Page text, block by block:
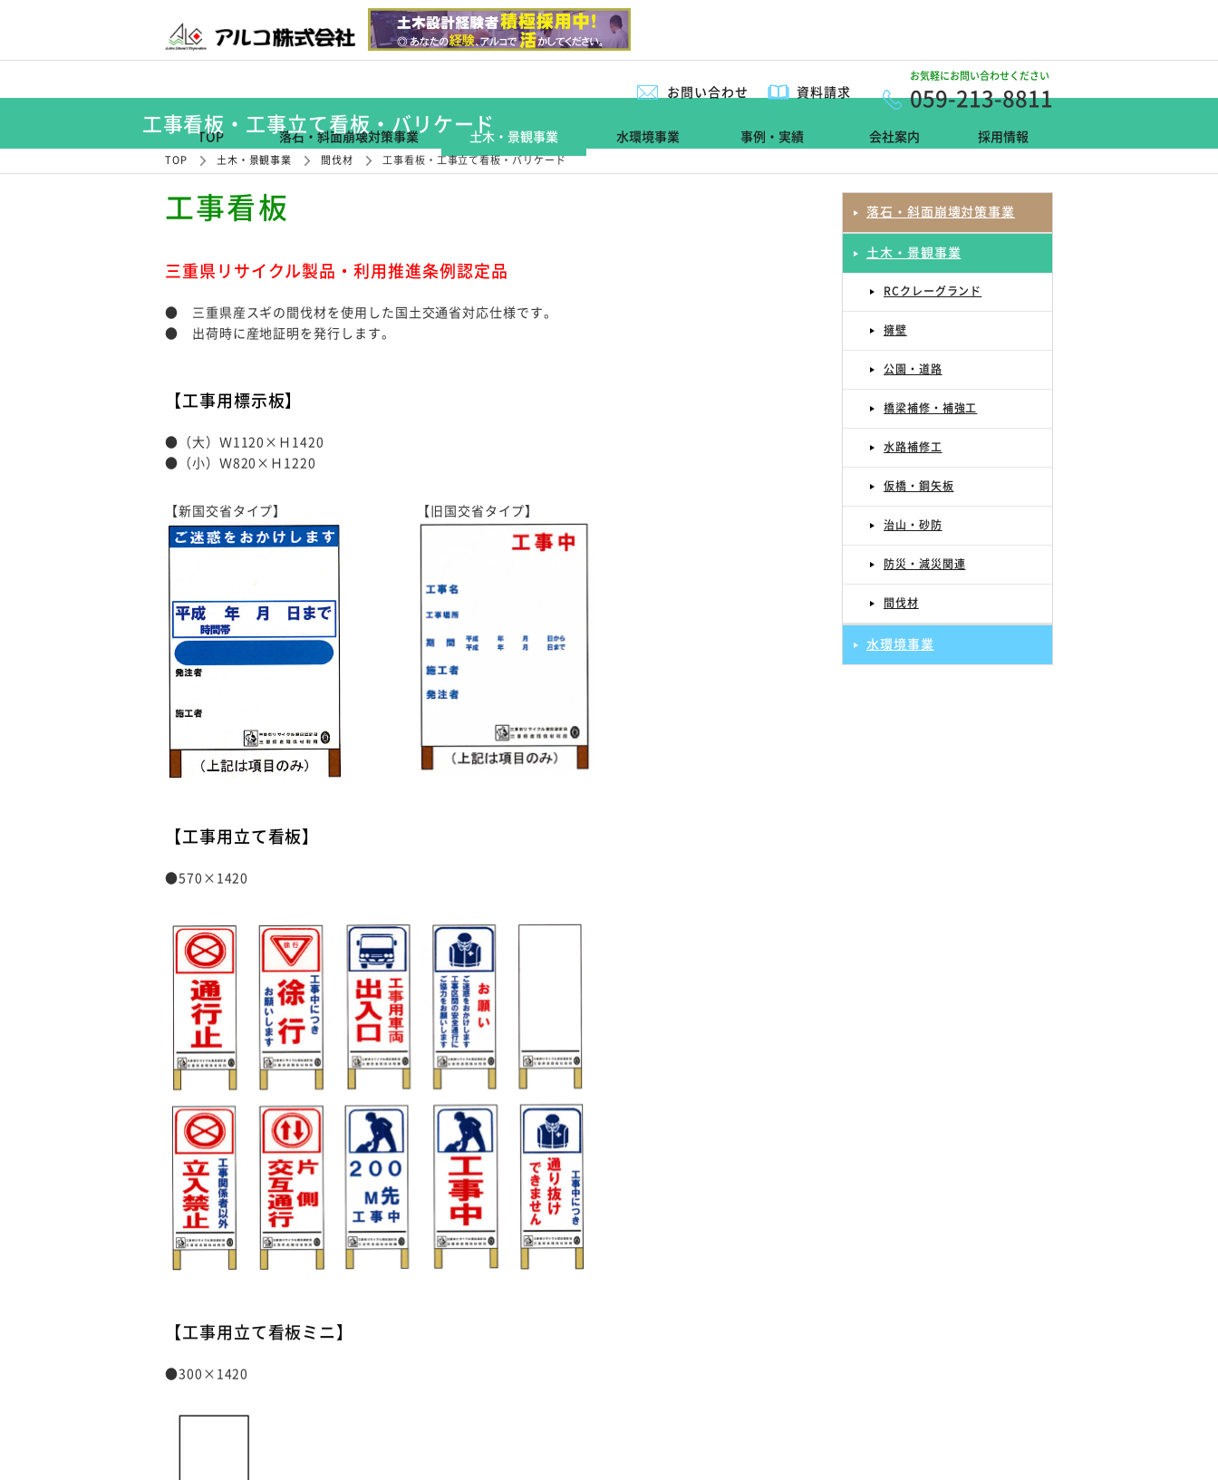
お問い合わせ 資料請求
お気軽にお問い合わせください
059-213-8811
TOP 落石・斜面崩壊対策事業 土木・景観事業 水環境事業 事例・実績 会社案内 採用情報
工事看板・工事立て看板・バリケード
TOP 土木・景観事業 間伐材 工事看板・工事立て看板・バリケード
工事看板
三重県リサイクル製品・利用推進条例認定品
● 三重県産スギの間伐材を使用した国土交通省対応仕様です。
● 出荷時に産地証明を発行します。
【工事用標示板】
●（大）Ｗ1120×Ｈ1420
●（小）Ｗ820×Ｈ1220
【新国交省タイプ】 【旧国交省タイプ】
【工事用立て看板】
●570×1420
【工事用立て看板ミニ】
●300×1420
落石・斜面崩壊対策事業
土木・景観事業
RCクレーグランド
擁壁
公園・道路
橋梁補修・補強工
水路補修工
仮橋・鋼矢板
治山・砂防
防災・減災関連
間伐材
水環境事業